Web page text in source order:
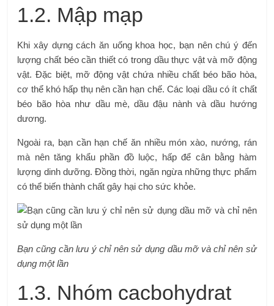
1.2. Mập mạp
Khi xây dựng cách ăn uống khoa học, bạn nên chú ý đến
lượng chất béo cần thiết có trong dầu thực vật và mỡ động
vật. Đặc biệt, mỡ động vật chứa nhiều chất béo bão hòa,
cơ thể khó hấp thụ nên cần hạn chế. Các loại dầu có ít chất
béo bão hòa như dầu mè, dầu đậu nành và dầu hướng
dương.
Ngoài ra, bạn cần hạn chế ăn nhiều món xào, nướng, rán
mà nên tăng khẩu phần đồ luộc, hấp để cân bằng hàm
lượng dinh dưỡng. Đồng thời, ngăn ngừa những thực phẩm
có thể biến thành chất gây hại cho sức khỏe.
Bạn cũng cần lưu ý chỉ nên sử dụng dầu mỡ và chỉ nên sử
dụng một lần
1.3. Nhóm cacbohydrat